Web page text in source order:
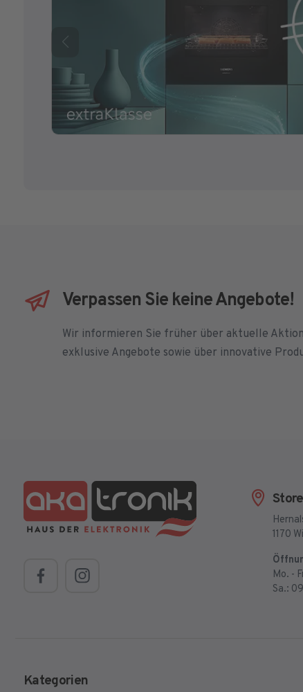
Verpassen Sie keine Angebote!
Wir informieren Sie früher über aktuelle
exklusive Angebote sowie über innovative
Store
1170
Mo. -
Sa.: 09
Kategorien